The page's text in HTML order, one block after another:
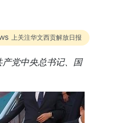
上关注华文西贡解放日报
党中央总书记、国